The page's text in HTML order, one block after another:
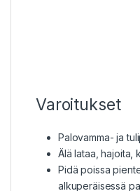
Varoitukset
Palovamma- ja
Älä lataa, hajoita,
Pidä poissa
alkuperäisessä